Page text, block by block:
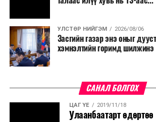
УЛСТӨР НИЙГЭМ 2026/08/06
Засгийн газар энэ оныг
хэмнэлтийн горимд шилжинэ
САНАЛ БОЛГОХ
ЦАГ ҮЕ 2019/11/18
Улаанбаатарт